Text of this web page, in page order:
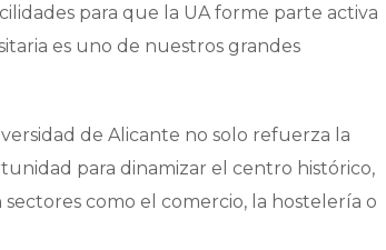
para que la UA forme parte activa
es uno de nuestros grandes
de Alicante no solo refuerza la
para dinamizar el centro histórico,
como el comercio, la hostelería o